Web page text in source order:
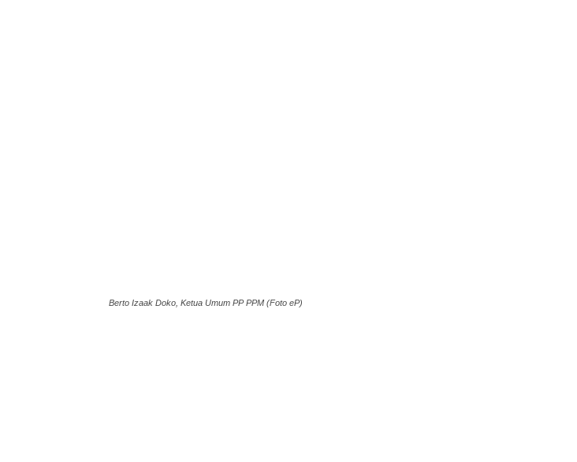
Berto Izaak Doko, Ketua Umum PP PPM (Foto eP)